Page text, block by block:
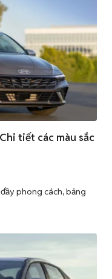
tiết các màu sắc
phong cách, bảng